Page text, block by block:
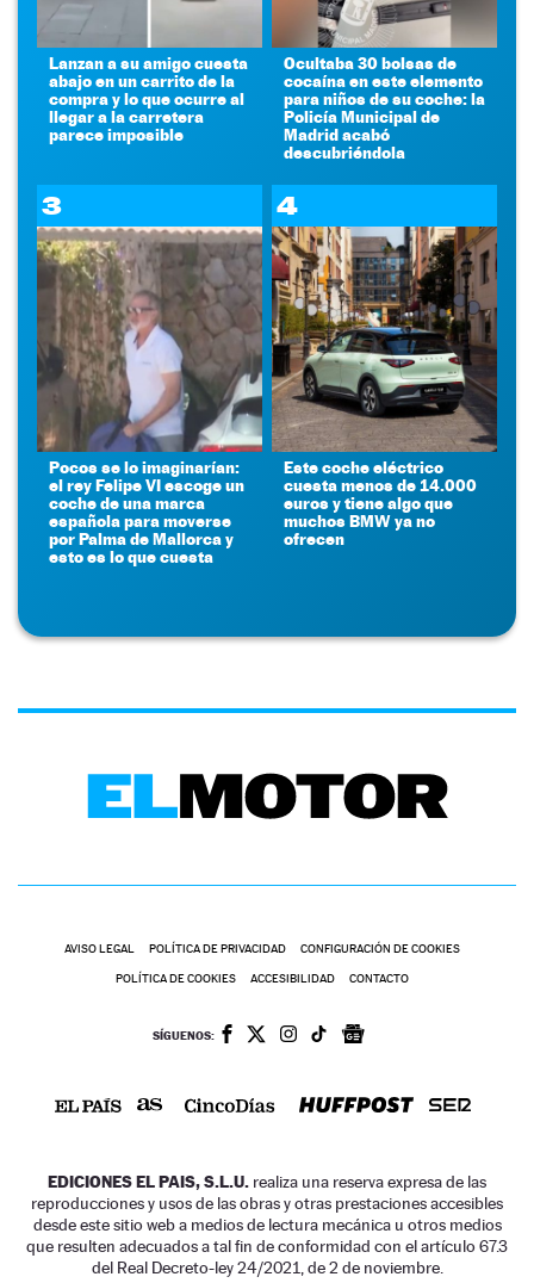
Lanzan a su amigo cuesta
abajo en un carrito de la
compra y lo que ocurre al
llegar a la carretera
parece imposible
Ocultaba 30 bolsas de
cocaína en este elemento
para niños de su coche: la
Policía Municipal de
Madrid acabó
descubriéndola
3
Pocos se lo imaginarían:
el rey Felipe VI escoge un
coche de una marca
española para moverse
por Palma de Mallorca y
esto es lo que cuesta
4
Este coche eléctrico
cuesta menos de 14.000
euros y tiene algo que
muchos BMW ya no
ofrecen
AVISO LEGAL POLÍTICA DE PRIVACIDAD CONFIGURACIÓN DE COOKIES
POLÍTICA DE COOKIES ACCESIBILIDAD CONTACTO
SÍGUENOS:
EDICIONES EL PAIS, S.L.U. realiza una reserva expresa de las
reproducciones y usos de las obras y otras prestaciones accesibles
desde este sitio web a medios de lectura mecánica u otros medios
que resulten adecuados a tal fin de conformidad con el artículo 67.3
del Real Decreto-ley 24/2021, de 2 de noviembre.